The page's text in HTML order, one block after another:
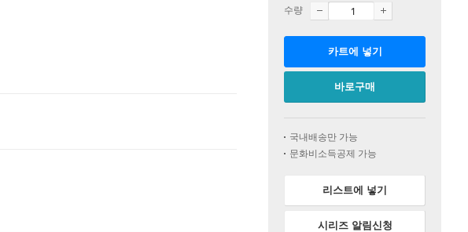
수량
카트에 넣기
바로구매
국내배송만 가능
문화비소득공제 가능
리스트에 넣기
시리즈 알림신청